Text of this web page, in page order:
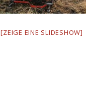
[ZEIGE EINE SLIDESHOW]